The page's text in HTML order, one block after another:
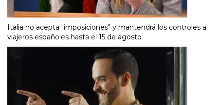
Italia no acepta "imposiciones" y mantendrá los controles a
viajeros españoles hasta el 15 de agosto